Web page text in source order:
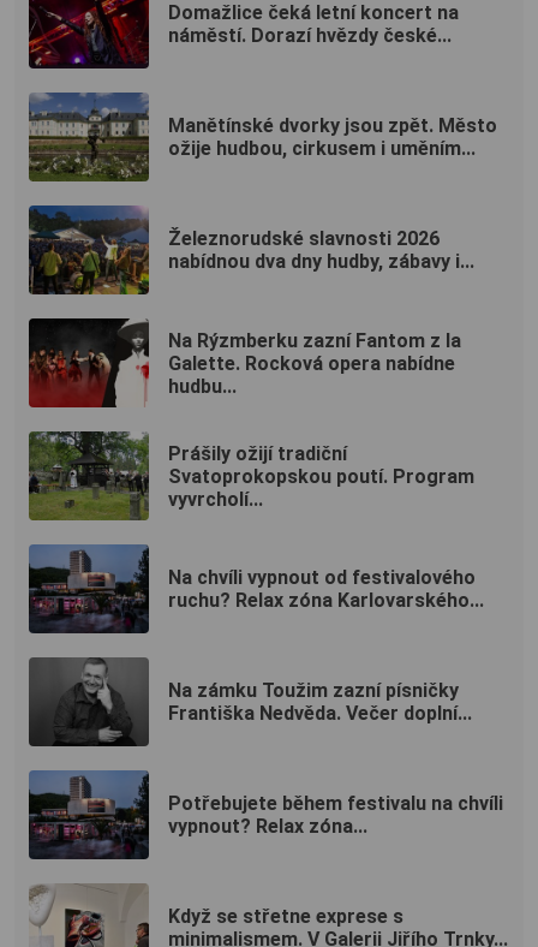
Domažlice čeká letní koncert na
náměstí. Dorazí hvězdy české...
Manětínské dvorky jsou zpět. Město
ožije hudbou, cirkusem i uměním...
Železnorudské slavnosti 2026
nabídnou dva dny hudby, zábavy i...
Na Rýzmberku zazní Fantom z la
Galette. Rocková opera nabídne
hudbu...
Prášily ožijí tradiční
Svatoprokopskou poutí. Program
vyvrcholí...
Na chvíli vypnout od festivalového
ruchu? Relax zóna Karlovarského...
Na zámku Toužim zazní písničky
Františka Nedvěda. Večer doplní...
Potřebujete během festivalu na chvíli
vypnout? Relax zóna...
Když se střetne exprese s
minimalismem. V Galerii Jiřího Trnky...